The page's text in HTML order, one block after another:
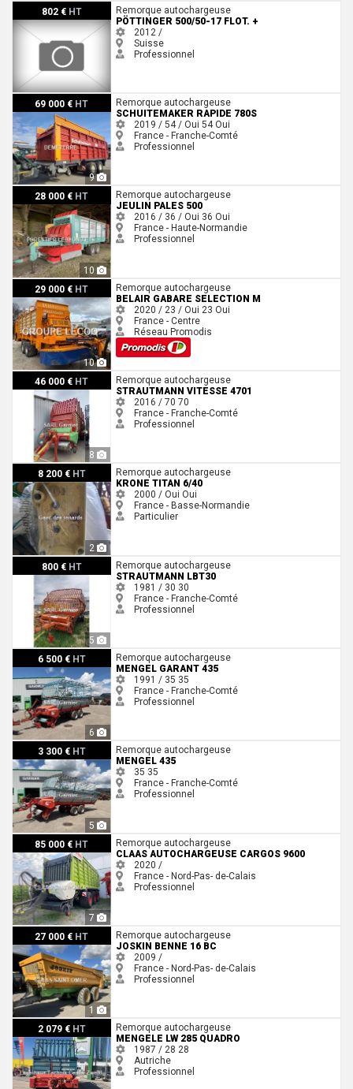
802 € HT
Pöttinger 500/50-17 Flot. +Remorque autochargeuse
PÖTTINGER 500/50-17 FLOT. +
2012 /
Suisse
Professionnel
69 000 € HT
9
Schuitemaker RAPIDE 780SRemorque autochargeuse
SCHUITEMAKER RAPIDE 780S
2019 / 54 / Oui 54Oui
France - Franche-Comté
Professionnel
28 000 € HT
10
Jeulin PALES 500
Remorque autochargeuse
JEULIN PALES 500
2016 / 36 / Oui 36 Oui
France - Haute-Normandie
Professionnel
29 000 € HT
10
Belair GABARE SELECTION MRemorque autochargeuse
BELAIR GABARE SELECTION M
2020 / 23 / Oui 23 Oui
France - Centre
Réseau Promodis
46 000 € HT
8
Strautmann VITESSE 4701Remorque autochargeuse
STRAUTMANN VITESSE 4701
2016 / 70 70
France - Franche-Comté
Professionnel
8 200 € HT
2
Krone Titan 6/40
Remorque autochargeuse
KRONE TITAN 6/40
2000 / Oui Oui
France - Basse-Normandie
Particulier
800 € HT
5
Strautmann LBT30
Remorque autochargeuse
STRAUTMANN LBT30
1981 / 30 30
France - Franche-Comté
Professionnel
6 500 € HT
6
Mengel GARANT 435
Remorque autochargeuse
MENGEL GARANT 435
1991 / 35 35
France - Franche-Comté
Professionnel
3 300 € HT
5
Mengel 435
Remorque autochargeuse
MENGEL 435
35 35
France - Franche-Comté
Professionnel
85 000 € HT
7
Claas AUTOCHARGEUSE CARGOS 9600
Remorque autochargeuse
CLAAS AUTOCHARGEUSE CARGOS 9600
2020 /
France - Nord-Pas- de-Calais
Professionnel
27 000 € HT
1
Joskin BENNE 16 BC
Remorque autochargeuse
JOSKIN BENNE 16 BC
2009 /
France - Nord-Pas- de-Calais
Professionnel
2 079 € HT
Mengele LW 285 QuadroRemorque autochargeuse
MENGELE LW 285 QUADRO
1987 / 28 28
Autriche
Professionnel